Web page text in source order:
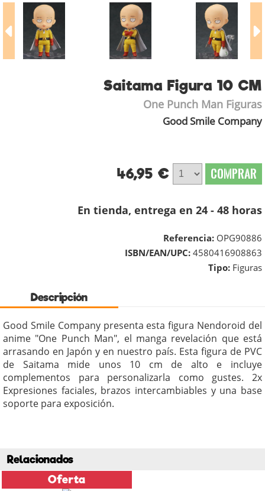
Saitama Figura 10 CM
One Punch Man Figuras
Good Smile Company
46,95 € COMPRAR
En tienda, entrega en 24 - 48 horas
Referencia: OPG90886
ISBN/EAN/UPC: 4580416908863
Tipo: Figuras
Descripción
Good Smile Company presenta esta figura Nendoroid del
anime "One Punch Man", el manga revelación que está
arrasando en Japón y en nuestro país. Esta figura de PVC
de Saitama mide unos 10 cm de alto e incluye
complementos para personalizarla como gustes. 2x
Expresiones faciales, brazos intercambiables y una base
soporte para exposición.
Relacionados
Oferta